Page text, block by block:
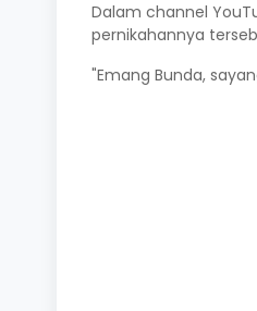
Dalam channel
pernikahannya
"Emang Bunda,